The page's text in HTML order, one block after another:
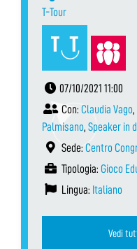
T-Tour
07/10/2021 11:00
Con: Claudia Vago,
Palmisano, Speaker in
Sede: Centro
Tipologia: Gioco
Lingua: Italiano
Vedi